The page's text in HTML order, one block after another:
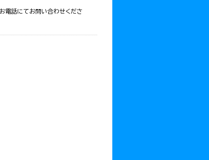
電話にてお問い合わせくださ